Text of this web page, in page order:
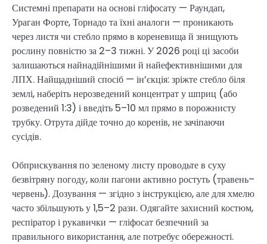
Системні препарати на основі гліфосату — Раундап,
Ураган Форте, Торнадо та їхні аналоги — проникають
через листя чи стебло прямо в кореневища й знищують
рослину повністю за 2–3 тижні. У 2026 році ці засоби
залишаються найнадійнішими й найефективнішими для
ЛПХ. Найщадніший спосіб — ін’єкція: зріжте стебло біля
землі, наберіть нерозведений концентрат у шприц (або
розведений 1:3) і введіть 5–10 мл прямо в порожнисту
трубку. Отрута дійде точно до коренів, не зачіпаючи
сусідів.
Обприскування по зеленому листу проводьте в суху
безвітряну погоду, коли пагони активно ростуть (травень–
червень). Дозування — згідно з інструкцією, але для хмелю
часто збільшують у 1,5–2 рази. Одягайте захисний костюм,
респіратор і рукавички — гліфосат безпечний за
правильного використання, але потребує обережності.